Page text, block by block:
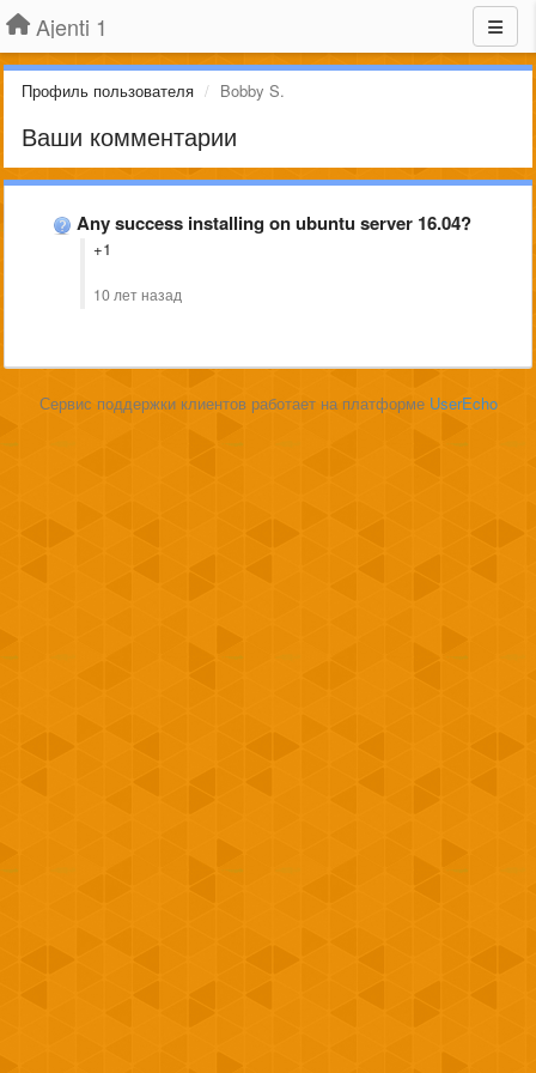
Ajenti 1
Профиль пользователя Bobby S.
Ваши комментарии
Any success installing on ubuntu server 16.04?
+1
10 лет назад
Сервис поддержки клиентов работает на платформе UserEcho